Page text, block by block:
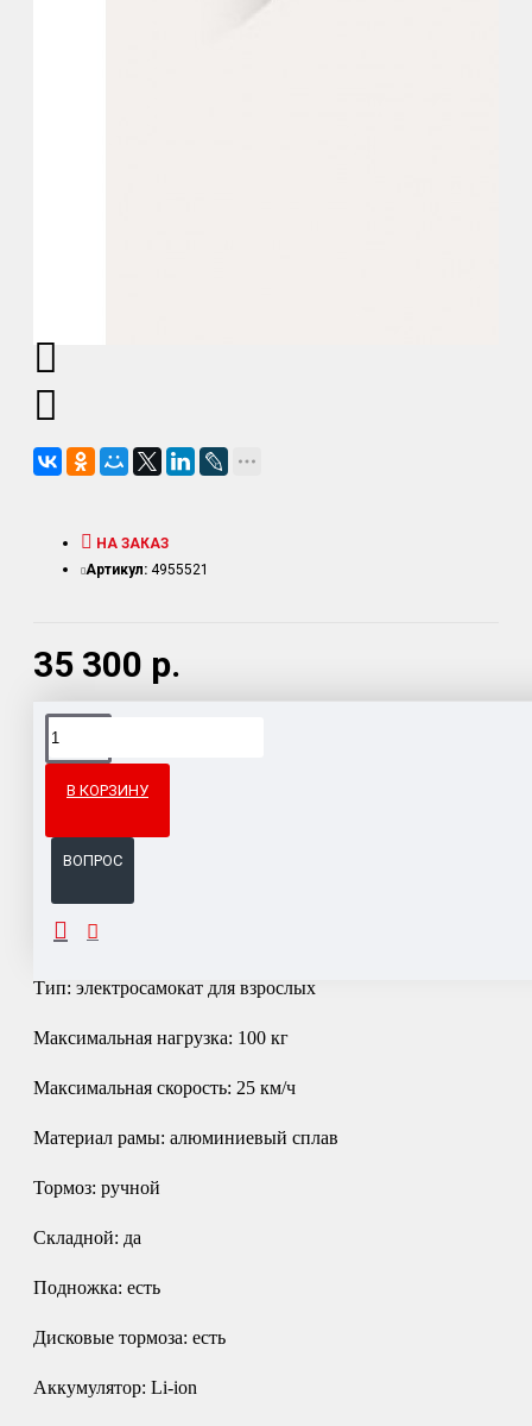
35 300 р.
НА ЗАКАЗ
Артикул: 4955521
В КОРЗИНУ
ВОПРОС
Доставка товара по всему Таможенному союзу.
ОПИСАНИЕ
Тип: электросамокат для взрослых
Максимальная нагрузка: 100 кг
Максимальная скорость: 25 км/ч
Материал рамы: алюминиевый сплав
Тормоз: ручной
Складной: да
Подножка: есть
Дисковые тормоза: есть
Аккумулятор: Li-ion